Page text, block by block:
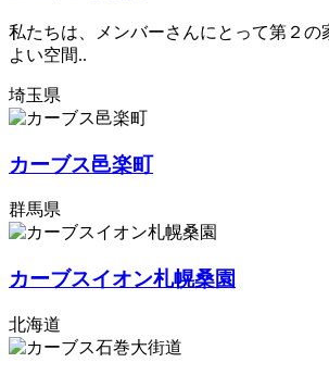
私たちは、メンバーさんにとって第２の
よい空間..
埼玉県
カーブス邑楽町
群馬県
カーブスイオン札幌桑園
北海道